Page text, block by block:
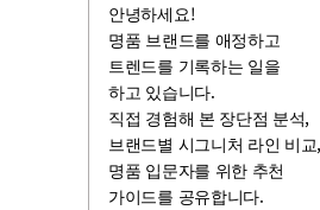
안녕하세요!
명품 브랜드를 애정하고
트렌드를 기록하는 일을
하고 있습니다.
직접 경험해 본 장단점 분석,
브랜드별 시그니처 라인 비교,
명품 입문자를 위한 추천
가이드를 공유합니다.